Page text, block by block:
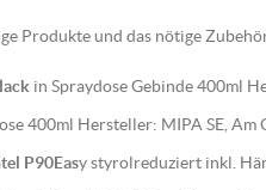
Produkte und das nötige
in Spraydose Gebinde 400ml
400ml Hersteller: MIPA SE, Am
P90Easy styrolreduziert inkl.